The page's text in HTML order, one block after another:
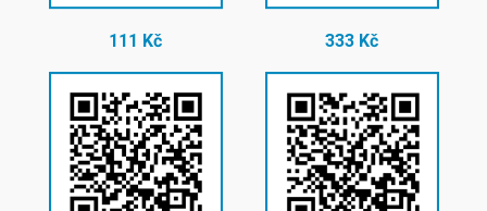
111 Kč 333 Kč